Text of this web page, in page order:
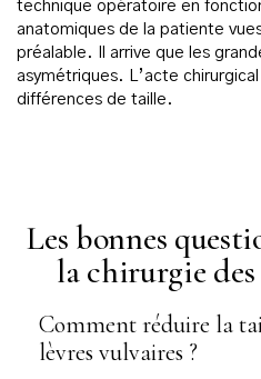
technique opératoire en
anatomiques de la patiente
préalable. Il arrive que les
asymétriques. L’acte
différences de taille.
Les bonnes
la chirurgie des
Comment réduire la
lèvres vulvaires ?